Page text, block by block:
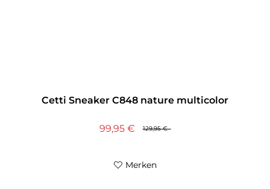
Cetti Sneaker C848 nature multicolor
129,95 €
99,95 €
Merken